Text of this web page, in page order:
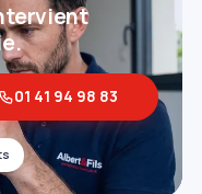
01 41 94 98 83